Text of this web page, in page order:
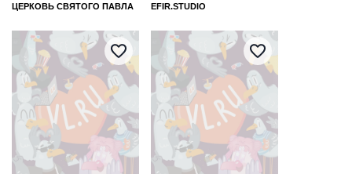
ЦЕРКОВЬ СВЯТОГО ПАВЛА EFIR.STUDIO